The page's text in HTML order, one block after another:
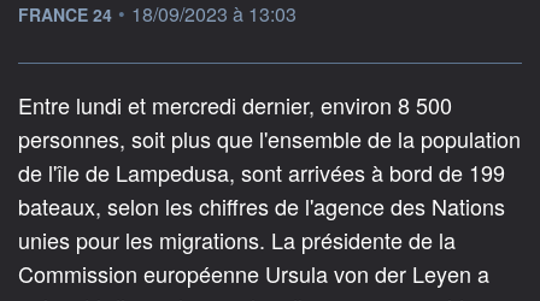
information fournie par
FRANCE 24 • 18/09/2023 à 13:03
Entre lundi et mercredi dernier, environ 8 500
personnes, soit plus que l'ensemble de la population
de l'île de Lampedusa, sont arrivées à bord de 199
bateaux, selon les chiffres de l'agence des Nations
unies pour les migrations. La présidente de la
Commission européenne Ursula von der Leyen a